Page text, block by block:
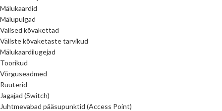
Mälukaardid
Mälupulgad
Välised kõvakettad
Väliste kõvaketaste tarvikud
Mälukaardilugejad
Toorikud
Võrguseadmed
Ruuterid
Jagajad (Switch)
Juhtmevabad pääsupunktid (Access Point)